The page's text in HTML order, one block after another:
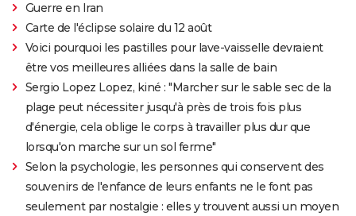
Guerre en Iran
Carte de l'éclipse solaire du 12 août
Voici pourquoi les pastilles pour lave-vaisselle devraient
être vos meilleures alliées dans la salle de bain
Sergio Lopez Lopez, kiné : "Marcher sur le sable sec de la
plage peut nécessiter jusqu'à près de trois fois plus
d'énergie, cela oblige le corps à travailler plus dur que
lorsqu'on marche sur un sol ferme"
Selon la psychologie, les personnes qui conservent des
souvenirs de l'enfance de leurs enfants ne le font pas
seulement par nostalgie : elles y trouvent aussi un moyen